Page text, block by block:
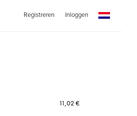
Registreren Inloggen
11,02 €